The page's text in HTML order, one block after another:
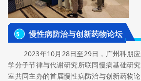
5 慢性病防治与创新药物论坛
2023年10月28日至29日，广州科朋
学分子节律与代谢研究所联同慢病基础研
室共同主办的首届慢性病防治与创新药物